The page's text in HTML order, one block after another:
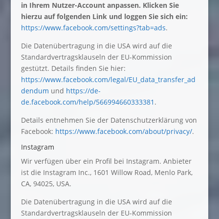
in Ihrem Nutzer-Account anpassen. Klicken Sie
hierzu auf folgenden Link und loggen Sie sich ein:
https://www.facebook.com/settings?tab=ads.
Die Datenübertragung in die USA wird auf die
Standardvertragsklauseln der EU-Kommission
gestützt. Details finden Sie hier:
https://www.facebook.com/legal/EU_data_transfer_ad
dendum und https://de-
de.facebook.com/help/566994660333381 .
Details entnehmen Sie der Datenschutzerklärung von
Facebook: https://www.facebook.com/about/privacy/.
Instagram
Wir verfügen über ein Profil bei Instagram. Anbieter
ist die Instagram Inc., 1601 Willow Road, Menlo Park,
CA, 94025, USA.
Die Datenübertragung in die USA wird auf die
Standardvertragsklauseln der EU-Kommission